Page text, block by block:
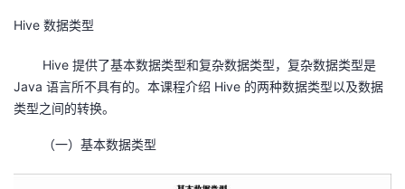
Hive 数据类型
Hive 提供了基本数据类型和复杂数据类型，复杂数据类型是
Java 语言所不具有的。本课程介绍 Hive 的两种数据类型以及数据
类型之间的转换。
（一）基本数据类型